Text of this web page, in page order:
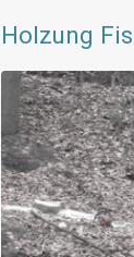
Holzung